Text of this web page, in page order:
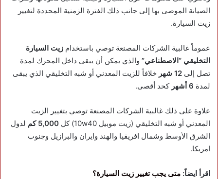
الصيانة الموصى بها إلى جانب ذلك الفترة الزمنية المحددة لتغيير
زيت السيارة.
عموماً غالبية الشركات المصنعة توصي باستخدام زيت السيارة
التخليقي “الاصطناعي” والذي يمكن أن يبقى داخل المحرك لمدة
تصل إلى 12 شهر
خلافاً للزيت المعدني أو شبه التخليقي الذي يبقى
لمدة 6 أشهر كحد أقصى.
علاوة على ذلك غالبية الشركات المصنعة توصي بتغيير الزيت
المعدني أو شبه التخليقي (زيت موبيل 10w40
) كل 5,000 كم
لدول
الشرق الأوسط وشمال افريقيا والهند وايران والبرازيل وجنوب
امريكا.
اقرأ ايضاً: متى يجب تغيير زيت السيارة؟